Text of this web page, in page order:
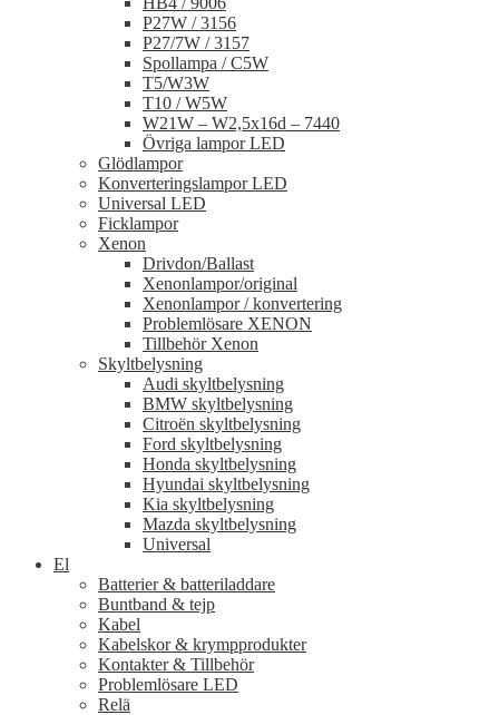
P27W / 3156
P27/7W / 3157
Spollampa / C5W
T5/W3W
T10 / W5W
W21W – W2,5x16d – 7440
Övriga lampor LED
Glödlampor
Konverteringslampor LED
Universal LED
Ficklampor
Xenon
Drivdon/Ballast
Xenonlampor/original
Xenonlampor / konvertering
Problemlösare XENON
Tillbehör Xenon
Skyltbelysning
Audi skyltbelysning
BMW skyltbelysning
Citroën skyltbelysning
Ford skyltbelysning
Honda skyltbelysning
Hyundai skyltbelysning
Kia skyltbelysning
Mazda skyltbelysning
Universal
El
Batterier & batteriladdare
Buntband & tejp
Kabel
Kabelskor & krympprodukter
Kontakter & Tillbehör
Problemlösare LED
Relä